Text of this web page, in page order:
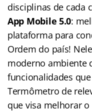
disciplinas de cada
App Mobile 5.0:
plataforma para
Ordem do país!
moderno ambiente
funcionalidades
Termômetro de
que visa melhorar